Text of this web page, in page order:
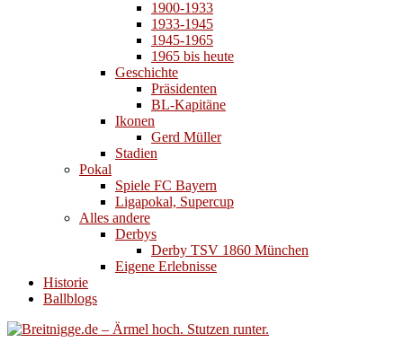
1900-1933
1933-1945
1945-1965
1965 bis heute
Geschichte
Präsidenten
BL-Kapitäne
Ikonen
Gerd Müller
Stadien
Pokal
Spiele FC Bayern
Ligapokal, Supercup
Alles andere
Derbys
Derby TSV 1860 München
Eigene Erlebnisse
Historie
Ballblogs